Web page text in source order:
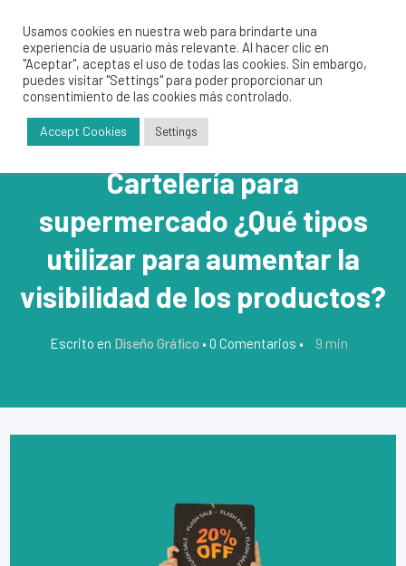
Cartelería para
supermercado ¿Qué tipos
utilizar para aumentar la
visibilidad de los productos?
Escrito en Diseño Gráfico • 0 Comentarios • 9 min
Usamos cookies en nuestra web para brindarte una
experiencia de usuario más relevante. Al hacer clic en
"Aceptar", aceptas el uso de todas las cookies. Sin embargo,
puedes visitar "Settings" para poder proporcionar un
consentimiento de las cookies más controlado.
Accept Cookies Settings